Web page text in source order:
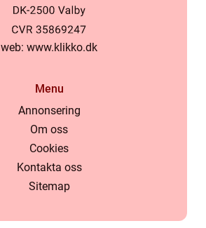
web: www.klikko.dk
Menu
Annonsering
Om oss
Cookies
Kontakta oss
Sitemap